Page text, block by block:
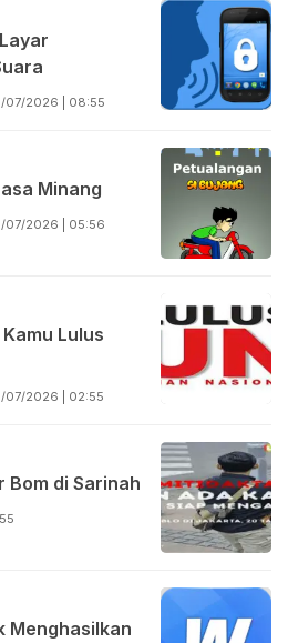
07/2026 | 08:55
Minang
07/2026 | 05:56
Lulus
07/2026 | 02:55
Bom di Sarinah
Menghasilkan